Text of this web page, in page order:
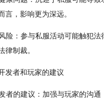
言，影响更为深远。
险：参与私服活动可能触犯
律制裁。
发者和玩家的建议
者的建议：加强与玩家的沟